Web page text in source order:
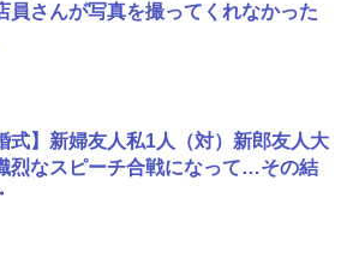
員さんが写真を撮ってくれなかった
式】新婦友人私1人（対）新郎友人大
烈なスピーチ合戦になって…その結